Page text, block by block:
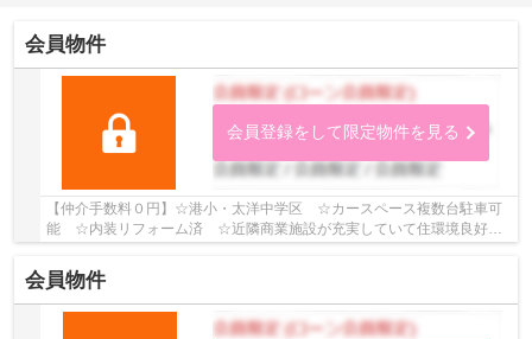
会員物件
会員登録をして限定物件を見る
【仲介手数料０円】☆港小・太洋中学区 ☆カースペース複数台駐車可
能 ☆内装リフォーム済 ☆近隣商業施設が充実していて住環境良好
会員物件